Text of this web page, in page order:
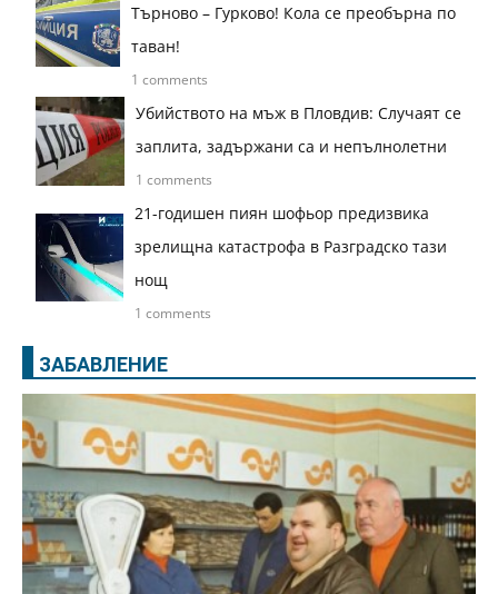
Търново – Гурково! Кола се преобърна по
таван!
1 comments
Убийството на мъж в Пловдив: Случаят се
заплита, задържани са и непълнолетни
1 comments
21-годишен пиян шофьор предизвика
зрелищна катастрофа в Разградско тази
нощ
1 comments
ЗАБАВЛЕНИЕ